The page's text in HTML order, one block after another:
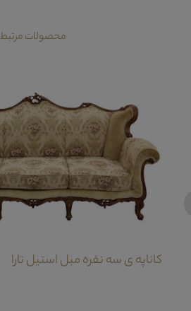
محصولات مرتبط
کاناپه ی سه نفره مبل استیل تارا